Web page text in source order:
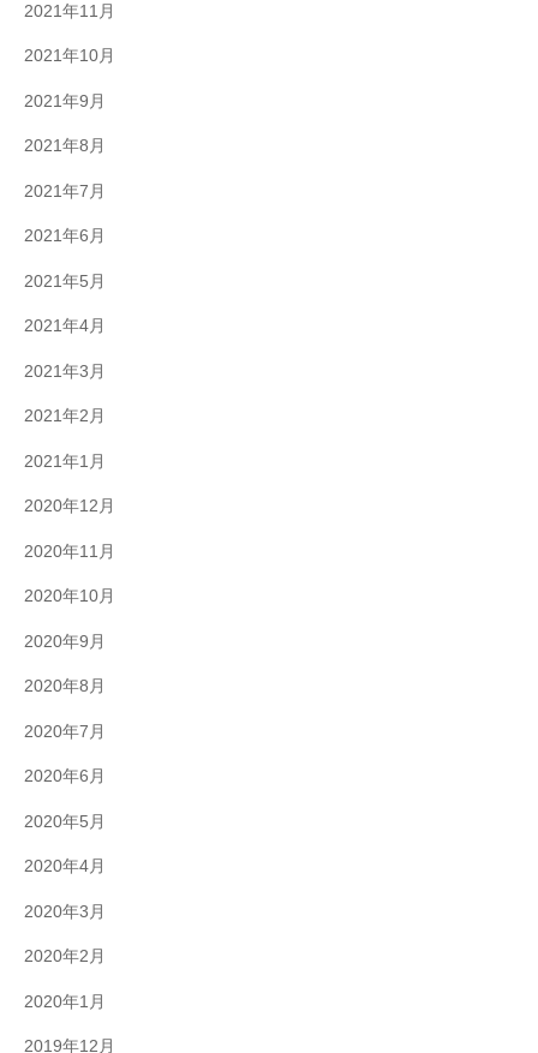
2021年11月
2021年10月
2021年9月
2021年8月
2021年7月
2021年6月
2021年5月
2021年4月
2021年3月
2021年2月
2021年1月
2020年12月
2020年11月
2020年10月
2020年9月
2020年8月
2020年7月
2020年6月
2020年5月
2020年4月
2020年3月
2020年2月
2020年1月
2019年12月